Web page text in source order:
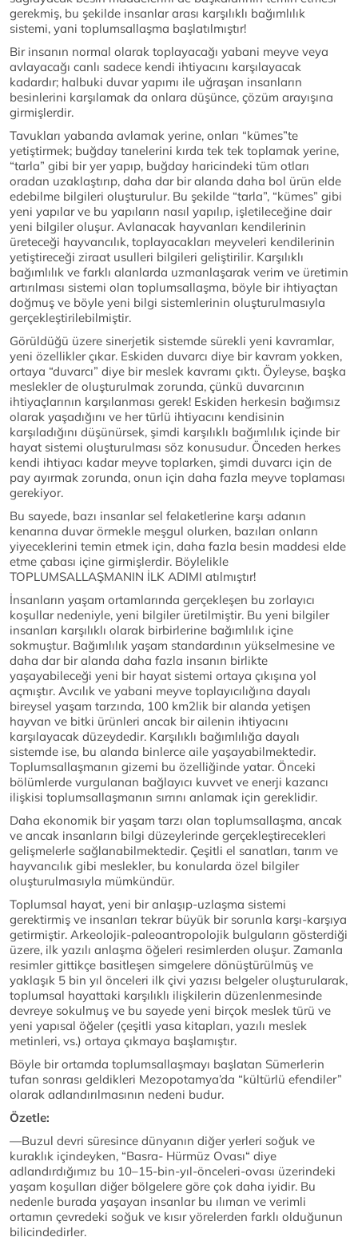
gerekmiş, bu şekilde insanlar arası karşılıklı bağımlılık
sistemi, yani toplumsallaşma başlatılmıştır!
Bir insanın normal olarak toplayacağı yabani meyve veya
avlayacağı canlı sadece kendi ihtiyacını karşılayacak
kadardır; halbuki duvar yapımı ile uğraşan insanların
besinlerini karşılamak da onlara düşünce, çözüm arayışına
girmişlerdir.
Tavukları yabanda avlamak yerine, onları “kümes”te
yetiştirmek; buğday tanelerini kırda tek tek toplamak yerine,
“tarla” gibi bir yer yapıp, buğday haricindeki tüm otları
oradan uzaklaştırıp, daha dar bir alanda daha bol ürün elde
edebilme bilgileri oluşturulur. Bu şekilde “tarla”, “kümes” gibi
yeni yapılar ve bu yapıların nasıl yapılıp, işletileceğine dair
yeni bilgiler oluşur. Avlanacak hayvanları kendilerinin
üreteceği hayvancılık, toplayacakları meyveleri kendilerinin
yetiştireceği ziraat usulleri bilgileri geliştirilir. Karşılıklı
bağımlılık ve farklı alanlarda uzmanlaşarak verim ve üretimin
artırılması sistemi olan toplumsallaşma, böyle bir ihtiyaçtan
doğmuş ve böyle yeni bilgi sistemlerinin oluşturulmasıyla
gerçekleştirilebilmiştir.
Görüldüğü üzere sinerjetik sistemde sürekli yeni kavramlar,
yeni özellikler çıkar. Eskiden duvarcı diye bir kavram yokken,
ortaya “duvarcı” diye bir meslek kavramı çıktı. Öyleyse, başka
meslekler de oluşturulmak zorunda, çünkü duvarcının
ihtiyaçlarının karşılanması gerek! Eskiden herkesin bağımsız
olarak yaşadığını ve her türlü ihtiyacını kendisinin
karşıladığını düşünürsek, şimdi karşılıklı bağımlılık içinde bir
hayat sistemi oluşturulması söz konusudur. Önceden herkes
kendi ihtiyacı kadar meyve toplarken, şimdi duvarcı için de
pay ayırmak zorunda, onun için daha fazla meyve toplaması
gerekiyor.
Bu sayede, bazı insanlar sel felaketlerine karşı adanın
kenarına duvar örmekle meşgul olurken, bazıları onların
yiyeceklerini temin etmek için, daha fazla besin maddesi elde
etme çabası içine girmişlerdir. Böylelikle
TOPLUMSALLAŞMANIN İLK ADIMI atılmıştır!
İnsanların yaşam ortamlarında gerçekleşen bu zorlayıcı
koşullar nedeniyle, yeni bilgiler üretilmiştir. Bu yeni bilgiler
insanları karşılıklı olarak birbirlerine bağımlılık içine
sokmuştur. Bağımlılık yaşam standardının yükselmesine ve
daha dar bir alanda daha fazla insanın birlikte
yaşayabileceği yeni bir hayat sistemi ortaya çıkışına yol
açmıştır. Avcılık ve yabani meyve toplayıcılığına dayalı
bireysel yaşam tarzında, 100 km2lik bir alanda yetişen
hayvan ve bitki ürünleri ancak bir ailenin ihtiyacını
karşılayacak düzeydedir. Karşılıklı bağımlılığa dayalı
sistemde ise, bu alanda binlerce aile yaşayabilmektedir.
Toplumsallaşmanın gizemi bu özelliğinde yatar. Önceki
bölümlerde vurgulanan bağlayıcı kuvvet ve enerji kazancı
ilişkisi toplumsallaşmanın sırrını anlamak için gereklidir.
Daha ekonomik bir yaşam tarzı olan toplumsallaşma, ancak
ve ancak insanların bilgi düzeylerinde gerçekleştirecekleri
gelişmelerle sağlanabilmektedir. Çeşitli el sanatları, tarım ve
hayvancılık gibi meslekler, bu konularda özel bilgiler
oluşturulmasıyla mümkündür.
Toplumsal hayat, yeni bir anlaşıp-uzlaşma sistemi
gerektirmiş ve insanları tekrar büyük bir sorunla karşı-karşıya
getirmiştir. Arkeolojik-paleoantropolojik bulguların gösterdiği
üzere, ilk yazılı anlaşma öğeleri resimlerden oluşur. Zamanla
resimler gittikçe basitleşen simgelere dönüştürülmüş ve
yaklaşık 5 bin yıl önceleri ilk çivi yazısı belgeler oluşturularak,
toplumsal hayattaki karşılıklı ilişkilerin düzenlenmesinde
devreye sokulmuş ve bu sayede yeni birçok meslek türü ve
yeni yapısal öğeler (çeşitli yasa kitapları, yazılı meslek
metinleri, vs.) ortaya çıkmaya başlamıştır.
Böyle bir ortamda toplumsallaşmayı başlatan Sümerlerin
tufan sonrası geldikleri Mezopotamya’da “kültürlü efendiler”
olarak adlandırılmasının nedeni budur.
Özetle:
—Buzul devri süresince dünyanın diğer yerleri soğuk ve
kuraklık içindeyken, “Basra- Hürmüz Ovası“ diye
adlandırdığımız bu 10–15-bin-yıl-önceleri-ovası üzerindeki
yaşam koşulları diğer bölgelere göre çok daha iyidir. Bu
nedenle burada yaşayan insanlar bu ılıman ve verimli
ortamın çevredeki soğuk ve kısır yörelerden farklı olduğunun
bilicindedirler.